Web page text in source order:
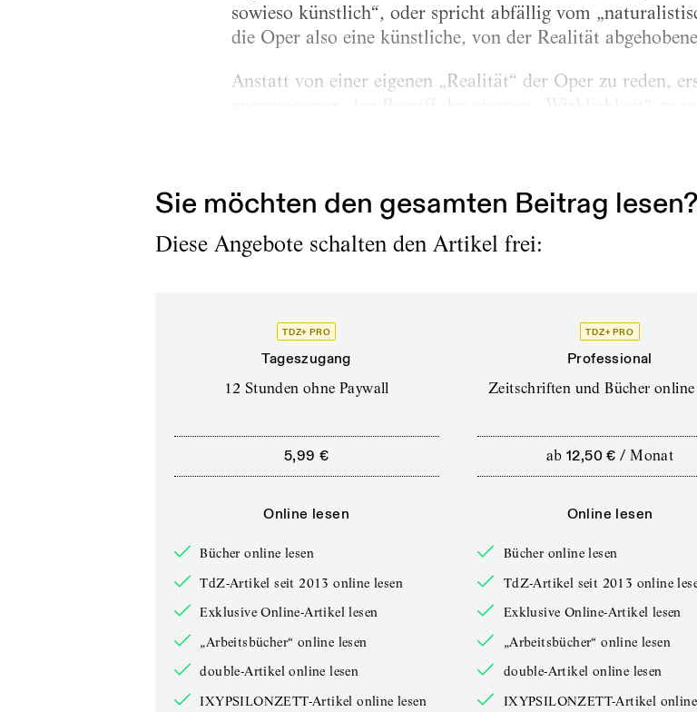
sowieso künstlich“, oder spricht abfällig vom
die Oper also eine künstliche, von der Realität
Anstatt von einer eigenen „Realität“ der Oper zu reden,
Sie möchten den gesamten Beitrag lesen?
Diese Angebote schalten den Artikel frei:
TDZ+ PRO
Tageszugang
12 Stunden ohne Paywall
5,99 €
Online lesen
Bücher online lesen
TdZ-Artikel seit 2013 online lesen
Exklusive Online-Artikel lesen
„Arbeitsbücher“ online lesen
double-Artikel online lesen
IXYPSILONZETT-Artikel online lesen
TDZ+ PRO
Professional
Zeitschriften und Bücher online
ab 12,50 € /Monat
Online lesen
Bücher online lesen
TdZ-Artikel seit 2013 online
Exklusive Online-Artikel lesen
„Arbeitsbücher“ online lesen
double-Artikel online lesen
IXYPSILONZETT-Artikel online